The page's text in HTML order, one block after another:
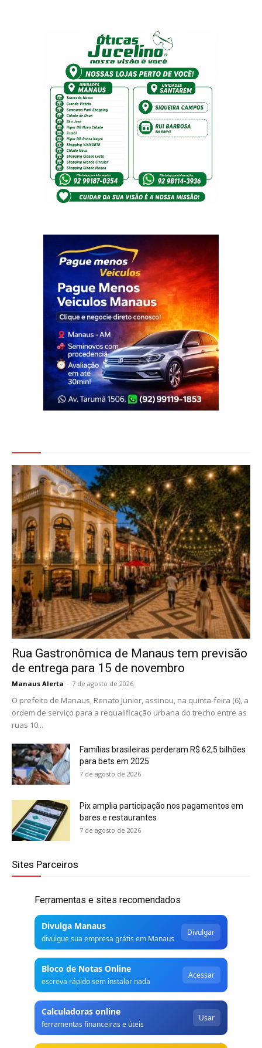
Rua Gastronômica de Manaus tem previsão
de entrega para 15 de novembro
Manaus Alerta - 7 de agosto de 2026
O prefeito de Manaus, Renato Junior, assinou, na quinta-feira (6), a
ordem de serviço para a requalificação urbana do trecho entre as
ruas 10...
Famílias brasileiras perderam R$ 62,5 bilhões
para bets em 2025
7 de agosto de 2026
Pix amplia participação nos pagamentos em
bares e restaurantes
7 de agosto de 2026
Sites Parceiros
Ferramentas e sites recomendados
Divulga Manaus
divulgue sua empresa grátis em Manaus
Divulgar
Bloco de Notas Online
escreva rápido sem instalar nada
Acessar
Calculadoras online
ferramentas financeiras e úteis
Usar